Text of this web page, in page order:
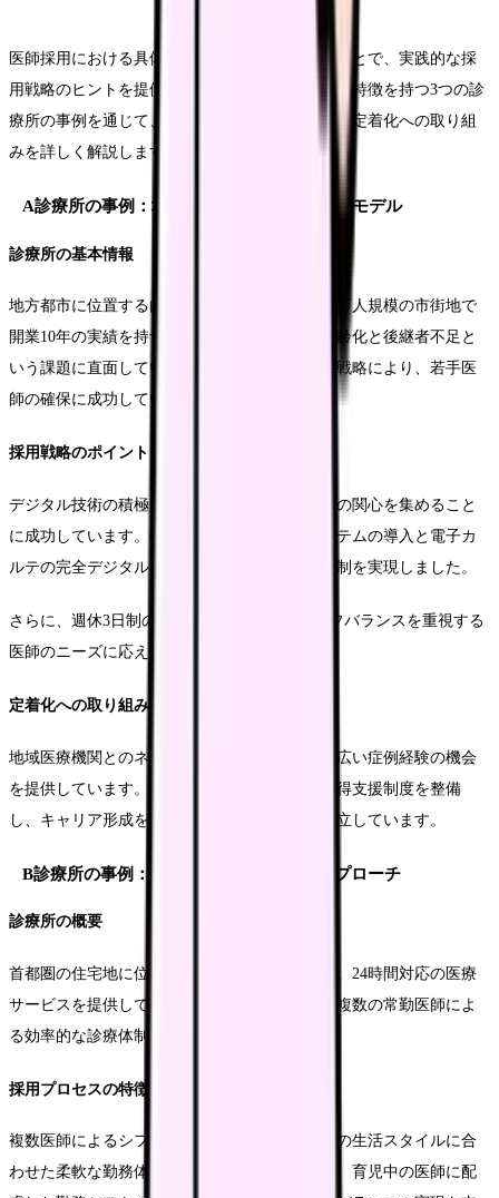
医師採用における具体的な成功事例を紹介することで、実践的な採
用戦略のヒントを提供します。ここでは、異なる特徴を持つ3つの診
療所の事例を通じて、効果的な採用アプローチと定着化への取り組
みを詳しく解説します。
A診療所の事例：地方都市における採用成功モデル
診療所の基本情報
地方都市に位置する内科診療所として、人口30万人規模の市街地で
開業10年の実績を持つ医療機関です。医師の高齢化と後継者不足と
いう課題に直面していましたが、革新的な採用戦略により、若手医
師の確保に成功しています。
採用戦略のポイント
デジタル技術の積極的な導入により、若手医師の関心を集めること
に成功しています。特に、オンライン診療システムの導入と電子カ
ルテの完全デジタル化により、効率的な診療体制を実現しました。
さらに、週休3日制の導入により、ワークライフバランスを重視する
医師のニーズに応えています。
定着化への取り組み
地域医療機関とのネットワーク構築により、幅広い症例経験の機会
を提供しています。また、若手医師の専門医取得支援制度を整備
し、キャリア形成をバックアップする体制を確立しています。
B診療所の事例：都市部小児科の革新的アプローチ
診療所の概要
首都圏の住宅地に位置する小児科診療所として、24時間対応の医療
サービスを提供しています。開業15年を経て、複数の常勤医師によ
る効率的な診療体制を確立しています。
採用プロセスの特徴
複数医師によるシフト制を導入し、個々の医師の生活スタイルに合
わせた柔軟な勤務体制を実現しています。特に、育児中の医師に配